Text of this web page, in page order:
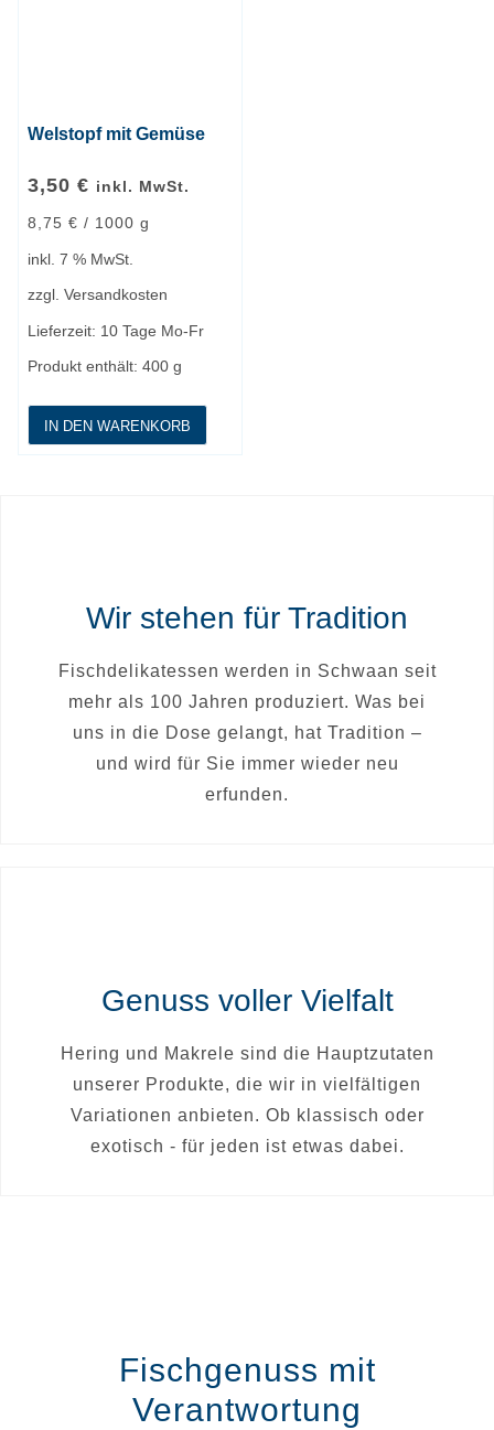
Welstopf mit Gemüse
3,50 € inkl. MwSt.
8,75 € / 1000 g
inkl. 7 % MwSt.
zzgl. Versandkosten
Lieferzeit: 10 Tage Mo-Fr
Produkt enthält: 400 g
IN DEN WARENKORB
Wir stehen für Tradition
Fischdelikatessen werden in Schwaan seit
mehr als 100 Jahren produziert. Was bei
uns in die Dose gelangt, hat Tradition –
und wird für Sie immer wieder neu
erfunden.
Genuss voller Vielfalt
Hering und Makrele sind die Hauptzutaten
unserer Produkte, die wir in vielfältigen
Variationen anbieten. Ob klassisch oder
exotisch - für jeden ist etwas dabei.
Fischgenuss mit
Verantwortung